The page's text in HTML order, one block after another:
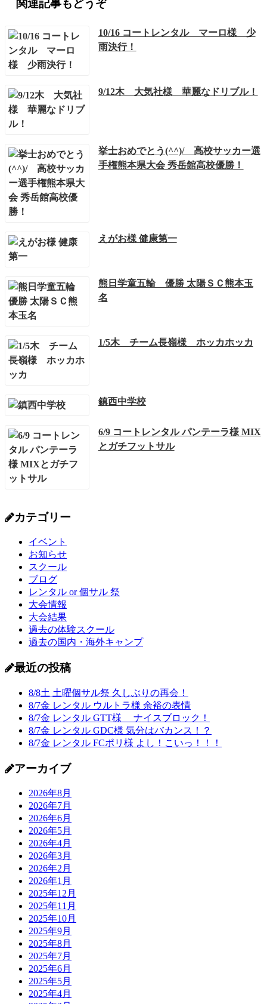
関連記事もどうぞ
10/16 コートレンタル マーロ様 少
雨決行！
9/12木 大気社様 華麗なドリブル！
挙士おめでとう(^^)/ 高校サッカー選
手権熊本県大会 秀岳館高校優勝！
えがお様 健康第一
熊日学童五輪 優勝 太陽ＳＣ熊本玉
名
1/5木 チーム長嶺様 ホッカホッカ
鎮西中学校
6/9 コートレンタル パンテーラ様 MIX
とガチフットサル
カテゴリー
イベント
お知らせ
スクール
ブログ
レンタル or 個サル 祭
大会情報
大会結果
過去の体験スクール
過去の国内・海外キャンプ
最近の投稿
8/8土 土曜個サル祭 久しぶりの再会！
8/7金 レンタル ウルトラ様 余裕の表情
8/7金 レンタル GTT様 ナイスブロック！
8/7金 レンタル GDC様 気分はバカンス！？
8/7金 レンタル FCポリ様 よし！こいっ！！！
アーカイブ
2026年8月
2026年7月
2026年6月
2026年5月
2026年4月
2026年3月
2026年2月
2026年1月
2025年12月
2025年11月
2025年10月
2025年9月
2025年8月
2025年7月
2025年6月
2025年5月
2025年4月